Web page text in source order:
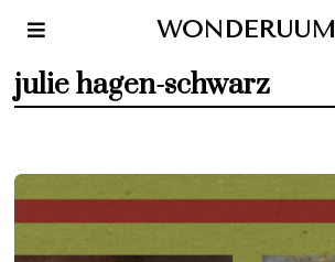
WONDERUUM
julie hagen-schwarz